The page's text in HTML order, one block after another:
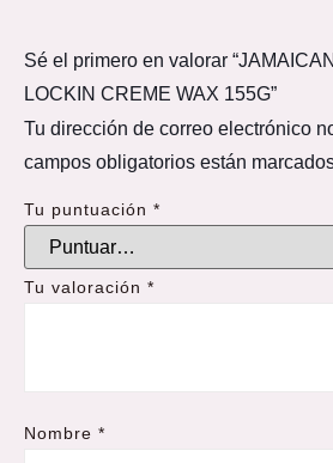
Sé el primero en valorar
LOCKIN CREME WAX 155G”
Tu dirección de correo electrónico
campos obligatorios están
Tu puntuación *
Tu valoración *
Nombre *